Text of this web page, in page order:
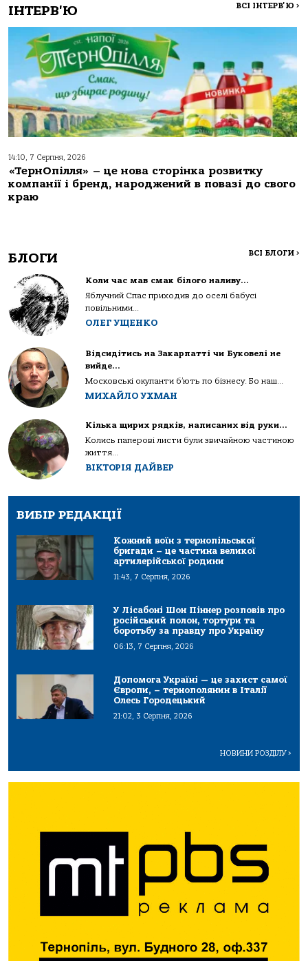
ІНТЕРВ'Ю ВСІ ІНТЕРВ'Ю >
14:10, 7 Серпня, 2026
«ТернОпілля» – це нова сторінка розвитку
компанії і бренд, народжений в повазі до свого
краю
БЛОГИ ВСІ БЛОГИ >
Коли час мав смак білого наливу…
Яблучний Спас приходив до оселі бабусі
повільними...
ОЛЕГ УЩЕНКО
Відсидітись на Закарпатті чи Буковелі не
вийде…
Московські окупанти б’ють по бізнесу. Бо наш...
МИХАЙЛО УХМАН
Кілька щирих рядків, написаних від руки…
Колись паперові листи були звичайною частиною
життя...
ВІКТОРІЯ ДАЙВЕР
ВИБІР РЕДАКЦІЇ
Кожний воїн з тернопільської
бригади – це частина великої
артилерійської родини
11:43, 7 Серпня, 2026
У Лісабоні Шон Піннер розповів про
російський полон, тортури та
боротьбу за правду про Україну
06:13, 7 Серпня, 2026
Допомога Україні — це захист самої
Європи, – тернополянин в Італії
Олесь Городецький
21:02, 3 Серпня, 2026
НОВИНИ РОЗДІЛУ>